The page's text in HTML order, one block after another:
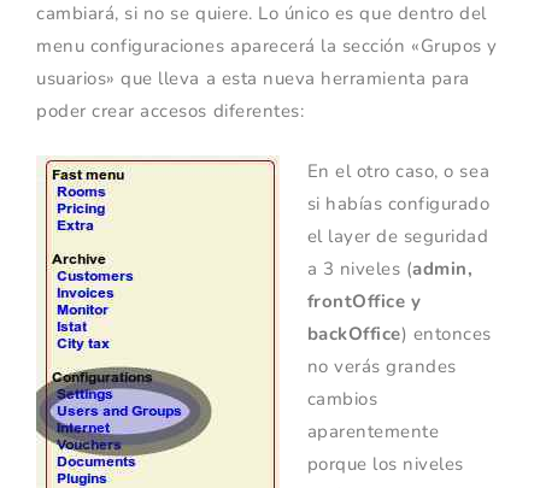
cambiará, si no se quiere. Lo único es que dentro del
menu configuraciones aparecerá la sección «Grupos y
usuarios» que lleva a esta nueva herramienta para
poder crear accesos diferentes:
En el otro caso, o sea
si habías configurado
el layer de seguridad
a 3 niveles (admin,
frontOffice y
backOffice) entonces
no verás grandes
cambios
aparentemente
porque los niveles